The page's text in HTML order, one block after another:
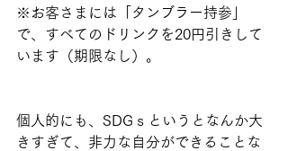
※お客さまには「タンブラー持参」
で、すべてのドリンクを20円引きして
います（期限なし）。
個人的にも、SDGｓというとなんか大
きすぎて、非力な自分ができることな